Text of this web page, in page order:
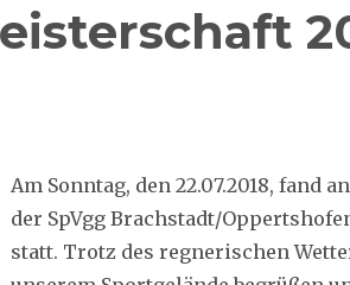
Am Sonntag, den 22.07.2018, fand
der SpVgg Brachstadt/
statt. Trotz des regnerischen